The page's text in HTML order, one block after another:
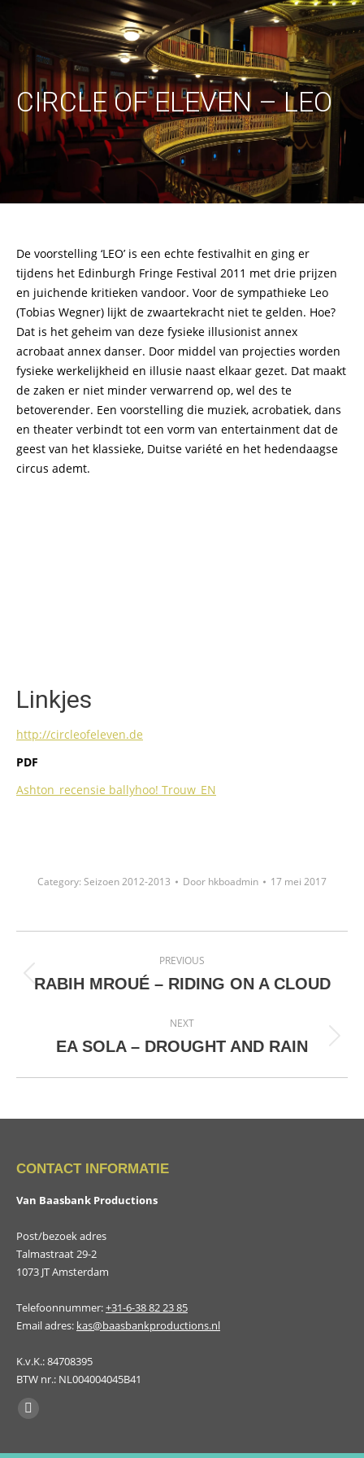
CIRCLE OF ELEVEN – LEO
De voorstelling ‘LEO’ is een echte festivalhit en ging er
tijdens het Edinburgh Fringe Festival 2011 met drie prijzen
en juichende kritieken vandoor. Voor de sympathieke Leo
(Tobias Wegner) lijkt de zwaartekracht niet te gelden. Hoe?
Dat is het geheim van deze fysieke illusionist annex
acrobaat annex danser. Door middel van projecties worden
fysieke werkelijkheid en illusie naast elkaar gezet. Dat maakt
de zaken er niet minder verwarrend op, wel des te
betoverender. Een voorstelling die muziek, acrobatiek, dans
en theater verbindt tot een vorm van entertainment dat de
geest van het klassieke, Duitse variété en het hedendaagse
circus ademt.
Linkjes
http://circleofeleven.de
PDF
Ashton_recensie ballyhoo! Trouw_EN
Category: Seizoen 2012-2013 Door hkboadmin 17 mei 2017
navigation
PREVIOUS
Previous
RABIH MROUÉ – RIDING ON A CLOUD
NEXT
Next
EA SOLA – DROUGHT AND RAIN
CONTACT INFORMATIE
Van Baasbank Productions
Post/bezoek adres
Talmastraat 29-2
1073 JT Amsterdam
Telefoonnummer:+31-6-38 82 23 85
Email adres: kas@baasbankproductions.nl
K.v.K.: 84708395
BTW nr.: NL004004045B41
Vind ons op:
Facebook